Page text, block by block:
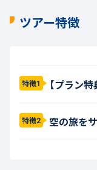
ツアー特徴
特徴1 【プラン
特徴2 空の旅を